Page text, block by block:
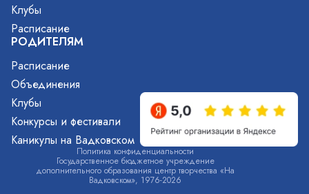
Клубы
Расписание
РОДИТЕЛЯМ
Расписание
Объединения
Клубы
Конкурсы и фестивали
Каникулы на Вадковском
Государственное бюджетное учреждение
дополнительного образования центр творчества «На
Вадковском», 1976-2026
Политика конфиденциальности